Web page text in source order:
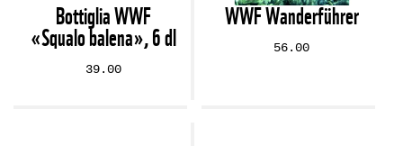
Bottiglia WWF
«Squalo balena», 6 dl
39.00
WWF Wanderführer
56.00